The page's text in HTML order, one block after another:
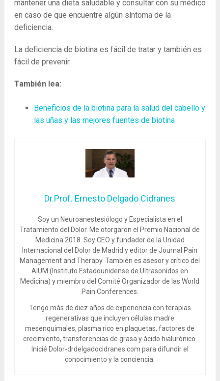
mantener una dieta saludable y consultar con su médico
en caso de que encuentre algún síntoma de la
deficiencia.
La deficiencia de biotina es fácil de tratar y también es
fácil de prevenir.
También lea:
Beneficios de la biotina para la salud del cabello y
las uñas y las mejores fuentes de biotina
Dr.Prof. Ernesto Delgado Cidranes
Soy un Neuroanestesiólogo y Especialista en el
Tratamiento del Dolor. Me otorgaron el Premio Nacional de
Medicina 2018. Soy CEO y fundador de la Unidad
Internacional del Dolor de Madrid y editor de Journal Pain
Management and Therapy. También es asesor y crítico del
AIUM (Instituto Estadounidense de Ultrasonidos en
Medicina) y miembro del Comité Organizador de las World
Pain Conferences.
Tengo más de diez años de experiencia con terapias
regenerativas que incluyen células madre
mesenquimales, plasma rico en plaquetas, factores de
crecimiento, transferencias de grasa y ácido hialurónico.
Inicié Dolor-drdelgadocidranes.com para difundir el
conocimiento y la conciencia.